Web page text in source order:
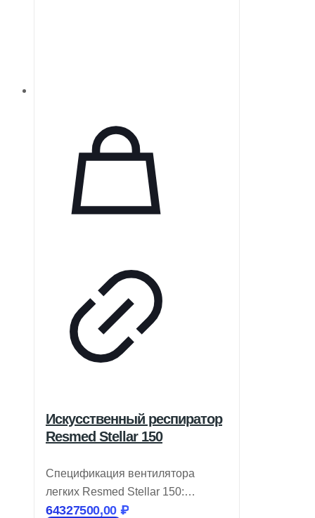
Искусственный респиратор
Resmed Stellar 150
Спецификация вентилятора
легких Resmed Stellar 150:
Разработан для нужд
64327500,00 ₽